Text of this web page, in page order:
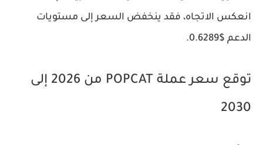
انعكس الاتجاه، فقد ينخفض السعر إلى مستويات
الدعم $0.6289.
توقع سعر عملة POPCAT من 2026 إلى
2030